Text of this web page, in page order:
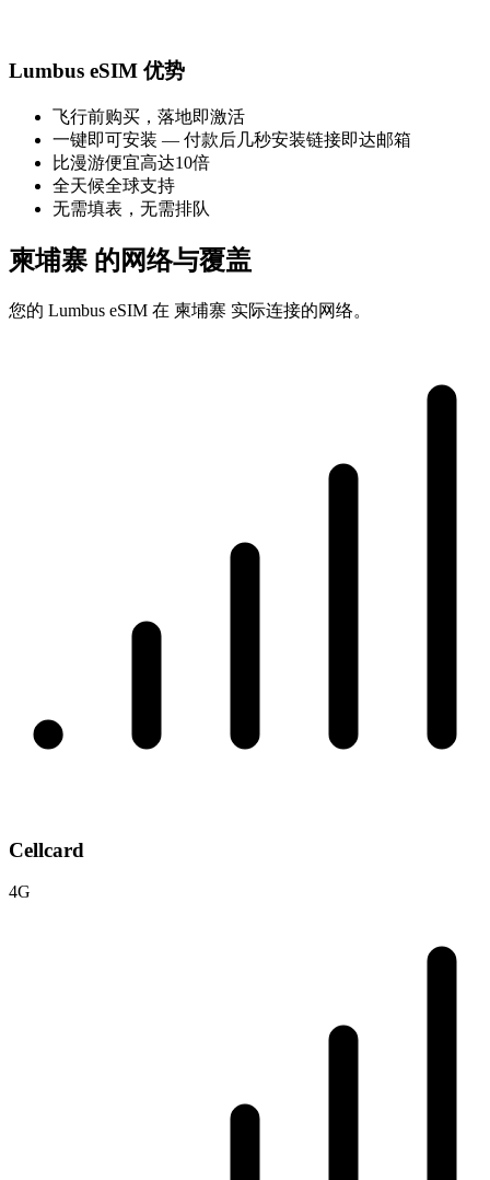
Lumbus eSIM 优势
飞行前购买，落地即激活
一键即可安装 — 付款后几秒安装链接即达邮箱
比漫游便宜高达10倍
全天候全球支持
无需填表，无需排队
柬埔寨 的网络与覆盖
您的 Lumbus eSIM 在 柬埔寨 实际连接的网络。
Cellcard
4G